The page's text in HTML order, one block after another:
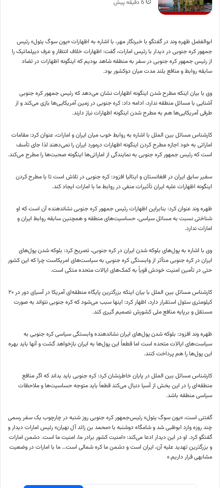
6 دقیقه پیش
ابوالفضل ظهره وند در گفتگو با خبرنگار مهر، با اشاره به اظهارات «یون سوگ یئول» رئیس
جمهور کره جنوبی در دیدار با رئیس امارات، گفت: اظهارات خلاف انتظار و عرف دیپلماتیک را
از رئیس جمهور کره جنوبی در سفر به منطقه شاهد بودیم که اینگونه اظهارات در تضاد
سابقه روابط و منافع بلند مدت میان دوکشور بود.
وی با بیان اینکه مطرح شدن اینگونه اظهارات نشان می‌دهد که رئیس جمهور کره جنوبی
آشنایی با مسائل منطقه ندارد، ادامه داد: کره جنوبی در زمین آمریکایی‌ها بازی می‌کند و از
طرفی آمریکایی‌ها هم به مطرح شدن اینگونه اظهارات نیاز دارند.
کارشناس مسائل بین الملل با اشاره به روابط خوب میان ایران و امارات، عنوان کرد: مقامات
اماراتی به خود اجازه مطرح کردن اینگونه اظهارات درمورد ایران را نمی‌دهند لذا جای تأسف
است که رئیس جمهور کره جنوبی به نمایندگی از اماراتی‌ها اینگونه صحبت‌ها را مطرح می‌کند.
سفیر سابق ایران در افغانستان و ایتالیا افزود: کره جنوبی در تلاش است تا با مطرح کردن
اینگونه اظهارات علیه ایران تأثیرات منفی در روابط ما با امارات ایجاد کند.
ظهره وند عنوان کرد: بنابراین اظهارات رئیس جمهور کره جنوبی نشاندهنده آن است که او
شناختی نسبت به مسائل سیاسی، حساسیت‌های منطقه و همچنین سابقه روابط ایران و
امارات ندارد.
وی با اشاره به پول‌های بلوکه شدن ایران در کره جنوبی، تصریح کرد: بلوکه شدن پول‌های
ایران در کره جنوبی متأثر از وابستگی کره جنوبی به سیاست‌های امریکاست چرا که این کشور
حتی در تأمین امنیت خودش قویاً به کمک‌های ایالات متحده متکی است.
کارشناس مسائل بین الملل با بیان اینکه بزرگترین پایگاه منطقه‌ای آمریکا در آسیای دور در ۲۰
کیلومتری سئول استقرار دارد، اظهار کرد: اینها سبب می‌شود که کره جنوبی نتواند به صورت
مستقل و برپایه منافع ملی کشورش تصمیم گیری کند.
ظهره وند افزود: بلوکه شدن پول‌های ایران نشاندهنده وابستگی سیاسی کره جنوبی به
سیاست‌های ایالات متحده است اما قطعاً این پول‌ها به ایران بازخواهد گشت و آنها باید بهره
این پول‌ها را هم پرداخت کنند.
کارشناس مسائل بین الملل در پایان خاطرنشان کرد: کره جنوبی باید بداند که اگر منافع
منطقه‌ای را در این بخش از آسیا دنبال می‌کند قطعاً باید متوجه حساسیت‌ها و ملاحظات
سیاسی منطقه باشد.
گفتنی است، «یون سوگ یئول» رئیس‌جمهور کره جنوبی روز شنبه در چارچوب یک سفر رسمی
چند روزه وارد ابوظبی شد و شامگاه دوشنبه با «محمد بن زائد آل نهیان» رئیس امارات دیدار و
گفتگو کرد. او در این دیدار ادعا می‌کند: «امنیت کشور برادر ما، امنیت ما است. دشمن امارات
و بزرگترین تهدید علیه آن، ایران است و دشمن ما کره شمالی است… ما با امارات در وضعیت
مشابهی قرار داریم.»